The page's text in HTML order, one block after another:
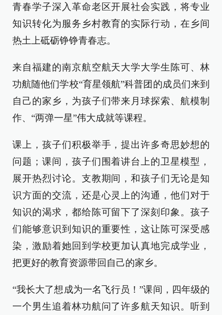
青春学子深入革命老区开展社会实践，将专业
知识转化为服务乡村教育的实际行动，在乡间
热土上砥砺铮铮青春志。
来自福建的南京航空航天大学大学生陈可、林
功航随他们学校“育星领航”科普团的成员们来到
自己的家乡，为孩子们带来月球探索、航模制
作、“两弹一星”伟大成就等课程。
课上，孩子们积极举手，提出许多奇思妙想的
问题；课间，孩子们围着讲台上的卫星模型，
展开热烈讨论。支教期间，和孩子们无论是知
识方面的交流，还是心灵上的沟通，他们对于
知识的渴求，都给陈可留下了深刻印象。孩子
们能够意识到知识的重要性，这让陈可深受感
染，激励着她回到学校更加认真地完成学业，
把更好的教育资源带回自己的家乡。
“我长大了想成为一名飞行员！”课间，四年级的
一个男生追着林功航问了许多航天知识。听到